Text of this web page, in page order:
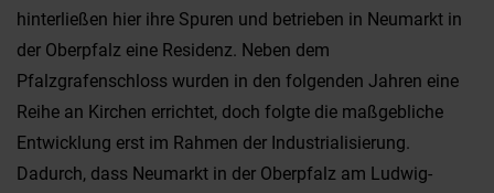
hinterließen hier ihre Spuren und betrieben in Neumarkt in
der Oberpfalz eine Residenz. Neben dem
Pfalzgrafenschloss wurden in den folgenden Jahren eine
Reihe an Kirchen errichtet, doch folgte die maßgebliche
Entwicklung erst im Rahmen der Industrialisierung.
Dadurch, dass Neumarkt in der Oberpfalz am Ludwig-